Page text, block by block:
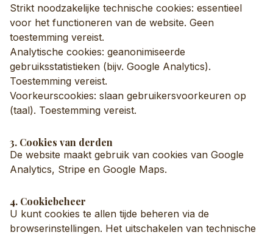
Strikt noodzakelijke technische cookies: essentieel
voor het functioneren van de website. Geen
toestemming vereist.
Analytische cookies: geanonimiseerde
gebruiksstatistieken (bijv. Google Analytics).
Toestemming vereist.
Voorkeurscookies: slaan gebruikersvoorkeuren op
(taal). Toestemming vereist.
3. Cookies van derden
De website maakt gebruik van cookies van Google
Analytics, Stripe en Google Maps.
4. Cookiebeheer
U kunt cookies te allen tijde beheren via de
browserinstellingen. Het uitschakelen van technische